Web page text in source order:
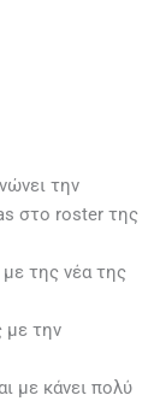
την
στο roster της
της νέα της
με την
με κάνει πολύ